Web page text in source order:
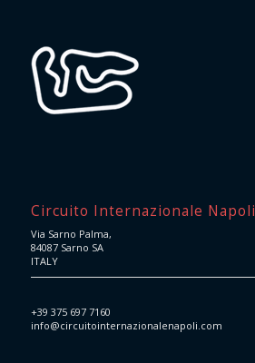
Circuito Internazionale Napoli
Via Sarno Palma,
84087 Sarno SA
ITALY
+39 375 697 7160
info@circuitointernazionalenapoli.com